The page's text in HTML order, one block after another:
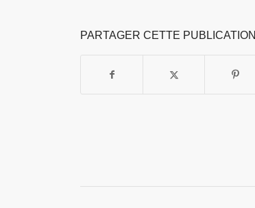
PARTAGER CETTE PUBLICATION